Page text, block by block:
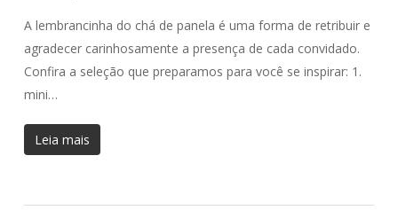
A lembrancinha do chá de panela é uma forma de retribuir e
agradecer carinhosamente a presença de cada convidado.
Confira a seleção que preparamos para você se inspirar: 1.
mini…
Leia mais